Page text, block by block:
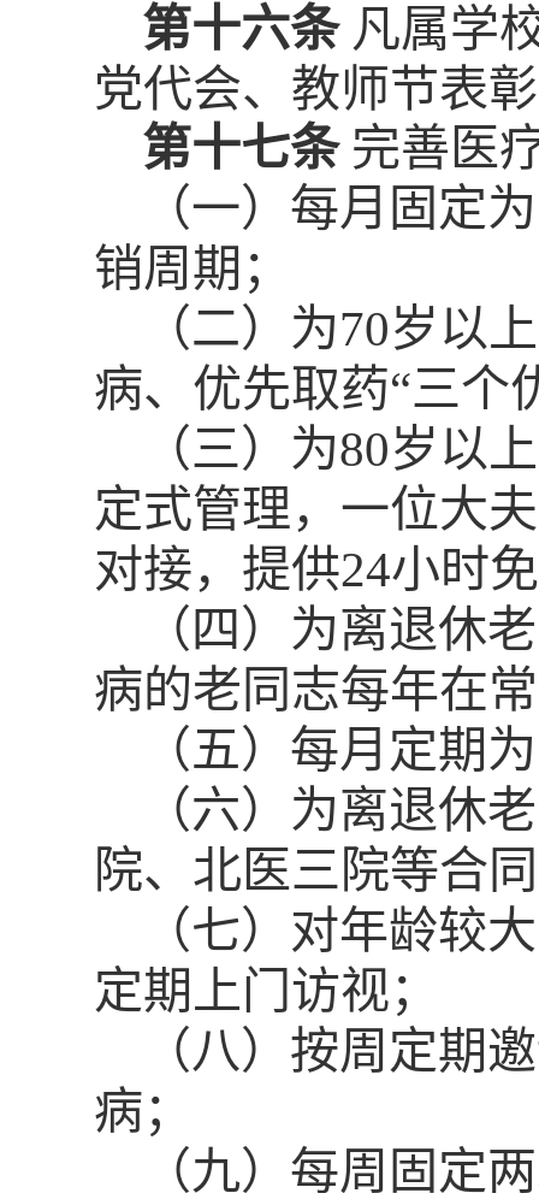
第十六条 凡属学
党代会、教师节表
第十七条 完善医
（一）每月固定
销周期；
（二）为70岁以
病、优先取药“三个
（三）为80岁以
定式管理，一位大
对接，提供24小时
（四）为离退休
病的老同志每年在
（五）每月定期
（六）为离退休
院、北医三院等合
（七）对年龄较
定期上门访视；
（八）按周定期
病；
（九）每周固定